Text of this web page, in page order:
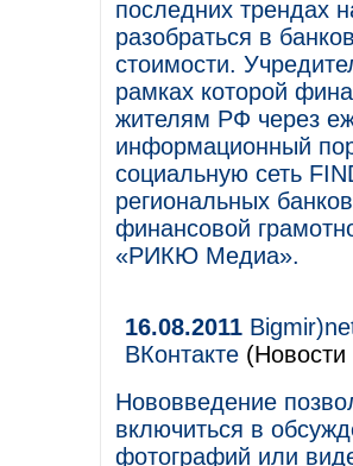
последних трендах
разобраться в
стоимости.
рамках которой
жителям РФ через
информационный
социальную сеть
региональных
финансовой
«РИКЮ Медиа».
16.08.2011
ВКонтакте (Новости
Нововведение
включиться в
фотографий или